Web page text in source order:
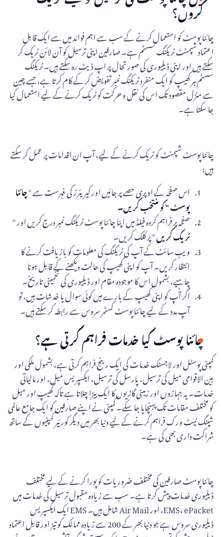
کروں؟
چائنا پوسٹ کو استعمال کرنے کے سب سے اہم فوائد میں سے ایک قابل
اعتماد شپمنٹ ٹریکنگ سسٹم ہے۔ صارفین اپنی ترسیل کو آن لائن ٹریک کر
سکتے ہیں اور اپنی ڈیلیوری کی صورتحال پر اپ ڈیٹ رہ سکتے ہیں۔ ٹریکنگ
سسٹم ہر کھیپ کو ایک منفرد ٹریکنگ نمبر تفویض کر کے کام کرتا ہے، جسے چین
سے منزل مقصود تک اس کی نقل و حرکت کو ٹریک کرنے کے لیے استعمال کیا
جا سکتا ہے۔
چائنا پوسٹ شپمنٹ کو ٹریک کرنے کے لیے، آپ ان اقدامات پر عمل کر سکتے
ہیں:
اس صفحہ کے اوپری حصے پر جائیں اور کیریئرز کی فہرست سے "چائنا
پوسٹ " کو منتخب کریں۔
صفحہ پر فراہم کردہ فیلڈ میں اپنا چائنا پوسٹ ٹریکنگ نمبر درج کریں اور "
ٹریک کریں" پر کلک کریں۔
ویب سائٹ کے آپ کی ٹریکنگ کی معلومات کو بازیافت کرنے کا
انتظار کریں۔ آپ کو اپنی کھیپ کی حالت دیکھنے کے قابل ہونا
چاہیے، بشمول اس کا موجودہ مقام اور ڈیلیوری کی تخمینی تاریخ۔
اگر آپ کو اپنی کھیپ کے بارے میں کوئی سوال یا خدشات ہیں، تو
آپ مدد کے لیے چائنا پوسٹ کسٹمر سروس سے رابطہ کر سکتے ہیں۔
چائنا پوسٹ کیا خدمات فراہم کرتی ہے؟
کمپنی پوسٹل اور لاجسٹک خدمات کی ایک رینج فراہم کرتی ہے، بشمول ملکی اور
بین الاقوامی میل کی ترسیل، پارسل کی ترسیل، ایکسپریس میل، اور مالیاتی
خدمات۔ یہ جہازوں اور زمینی گاڑیوں کا ایک بیڑا چلاتا ہے تاکہ کھیپ اور میل
کو مختلف مقامات تک پہنچایا جا سکے۔ کمپنی نے اپنے صارفین کو ایک جامع عالمی
شپنگ نیٹ ورک فراہم کرنے کے لیے دنیا بھر میں دیگر کورئیر کمپنیوں کے ساتھ
شراکت داری بھی کی ہے۔
چائنا پوسٹ صارفین کی مختلف ضروریات کو پورا کرنے کے لیے مختلف
ڈیلیوری خدمات پیش کرتا ہے۔ سب سے زیادہ مقبول ترسیل کی خدمات میں
EMS، ePacket، اور Air Mail شامل ہیں۔ EMS ایک ایکسپریس
ڈیلیوری سروس ہے جو دنیا بھر کے 200 سے زیادہ ممالک کو تیز اور قابل اعتماد